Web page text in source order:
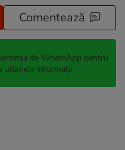
Comentează
de WhatsApp pentru
ultimele informații